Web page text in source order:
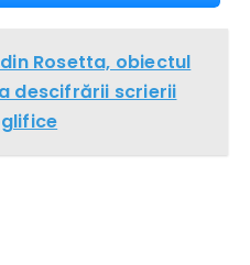
Rosetta, obiectul
descifrării scrierii